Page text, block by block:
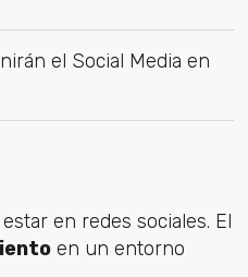
el Social Media en
en redes sociales. El
en un entorno